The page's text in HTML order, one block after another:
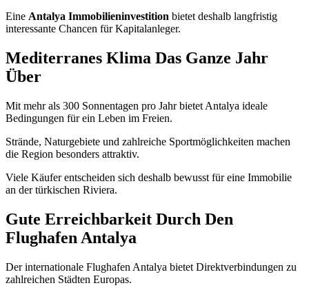
Eine Antalya Immobilieninvestition bietet deshalb langfristig
interessante Chancen für Kapitalanleger.
Mediterranes Klima Das Ganze Jahr
Über
Mit mehr als 300 Sonnentagen pro Jahr bietet Antalya ideale
Bedingungen für ein Leben im Freien.
Strände, Naturgebiete und zahlreiche Sportmöglichkeiten machen
die Region besonders attraktiv.
Viele Käufer entscheiden sich deshalb bewusst für eine Immobilie
an der türkischen Riviera.
Gute Erreichbarkeit Durch Den
Flughafen Antalya
Der internationale Flughafen Antalya bietet Direktverbindungen zu
zahlreichen Städten Europas.